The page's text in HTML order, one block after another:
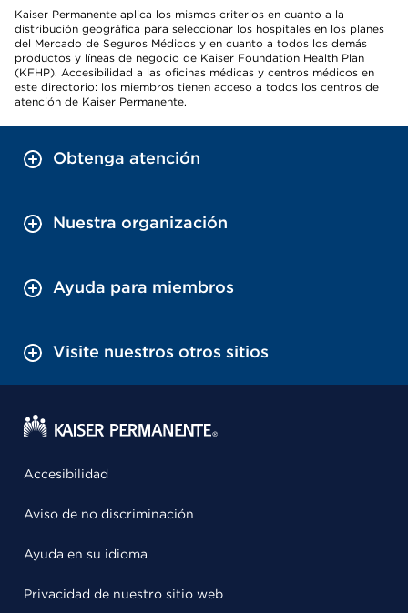
Kaiser Permanente aplica los mismos criterios en cuanto a la
distribución geográfica para seleccionar los hospitales en los planes
del Mercado de Seguros Médicos y en cuanto a todos los demás
productos y líneas de negocio de Kaiser Foundation Health Plan
(KFHP). Accesibilidad a las oficinas médicas y centros médicos en
este directorio: los miembros tienen acceso a todos los centros de
atención de Kaiser Permanente.
Obtenga atención
Nuestra organización
Ayuda para miembros
Visite nuestros otros sitios
Accesibilidad
Aviso de no discriminación
Ayuda en su idioma
Privacidad de nuestro sitio web